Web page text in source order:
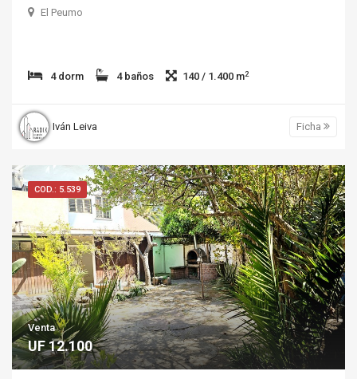
El Peumo
4 dorm 4 baños 140 / 1.400 m2
Iván Leiva Ficha
COD.: 5.539
Venta
UF 12.100